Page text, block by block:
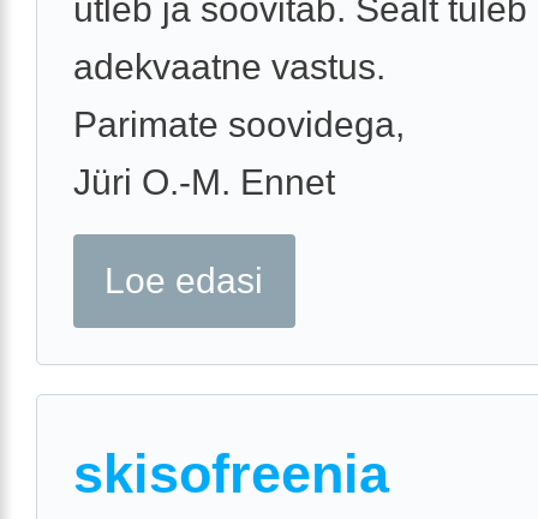
ütleb ja soovitab. Sealt tuleb
adekvaatne vastus.
Parimate soovidega,
Jüri O.-M. Ennet
Loe edasi
skisofreenia